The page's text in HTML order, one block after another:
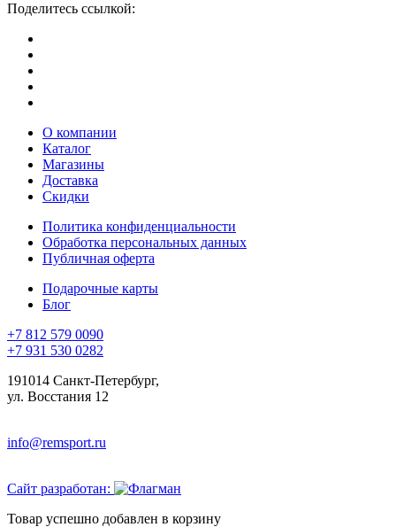
Поделитесь ссылкой:
О компании
Каталог
Магазины
Доставка
Скидки
Политика конфиденциальности
Обработка персональных данных
Публичная оферта
Подарочные карты
Блог
+7 812 579 0090
+7 931 530 0282
191014 Санкт-Петербург,
ул. Восстания 12
info@remsport.ru
Сайт разработан:
Товар успешно добавлен в корзину